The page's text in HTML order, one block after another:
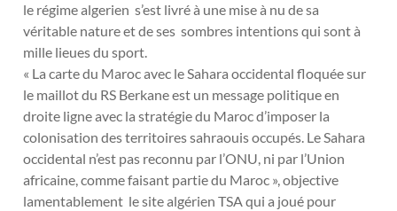
le régime algerien s’est livré à une mise à nu de sa
véritable nature et de ses sombres intentions qui sont à
mille lieues du sport.
« La carte du Maroc avec le Sahara occidental floquée sur
le maillot du RS Berkane est un message politique en
droite ligne avec la stratégie du Maroc d’imposer la
colonisation des territoires sahraouis occupés. Le Sahara
occidental n’est pas reconnu par l’ONU, ni par l’Union
africaine, comme faisant partie du Maroc », objective
lamentablement le site algérien TSA qui a joué pour